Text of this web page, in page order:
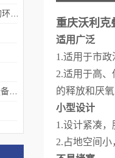
重庆沃利克
适用广泛
1.适用于市政
2.适用于高、
的释放和厌
小型设计
1.设计紧凑，
2.占地空间